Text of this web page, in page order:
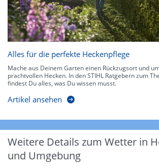
Alles für die perfekte Heckenpflege
Mache aus Deinem Garten einen Rückzugsort und
prachtvollen Hecken. In den STIHL Ratgebern zum
findest Du alles, was Du wissen musst.
Artikel ansehen
Weitere Details zum Wetter in
und Umgebung